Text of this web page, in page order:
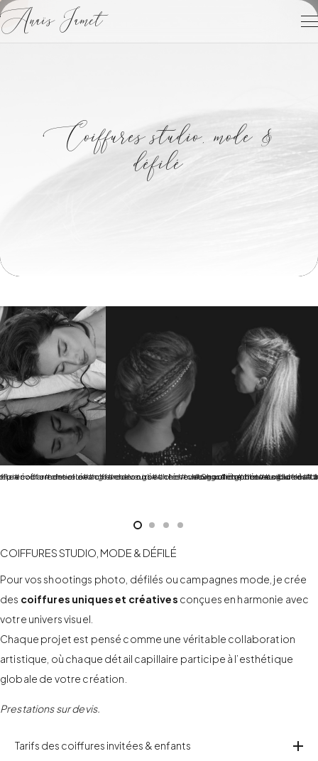
Anaïs Jamet
Coiffures studio, mode &
défilé
COIFFURES STUDIO, MODE & DÉFILÉ
Pour vos shootings photo, défilés ou campagnes mode, je crée
des coiffures uniques et créatives conçues en harmonie avec
votre univers visuel.
Chaque projet est pensé comme une véritable collaboration
artistique, où chaque détail capillaire participe à l’esthétique
globale de votre création.
Prestations sur devis.
Tarifs des coiffures invitées & enfants